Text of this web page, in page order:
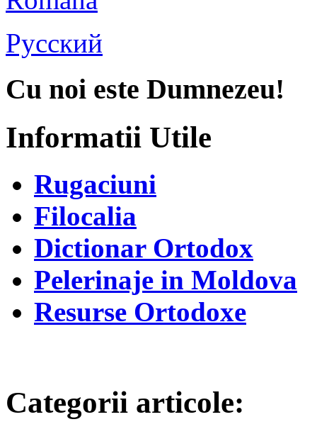
Русский
Cu noi este Dumnezeu!
Informatii Utile
Rugaciuni
Filocalia
Dictionar Ortodox
Pelerinaje in Moldova
Resurse Ortodoxe
Categorii articole: